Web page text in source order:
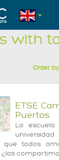
with
Order by
ETSE
Puertos
La
que todos